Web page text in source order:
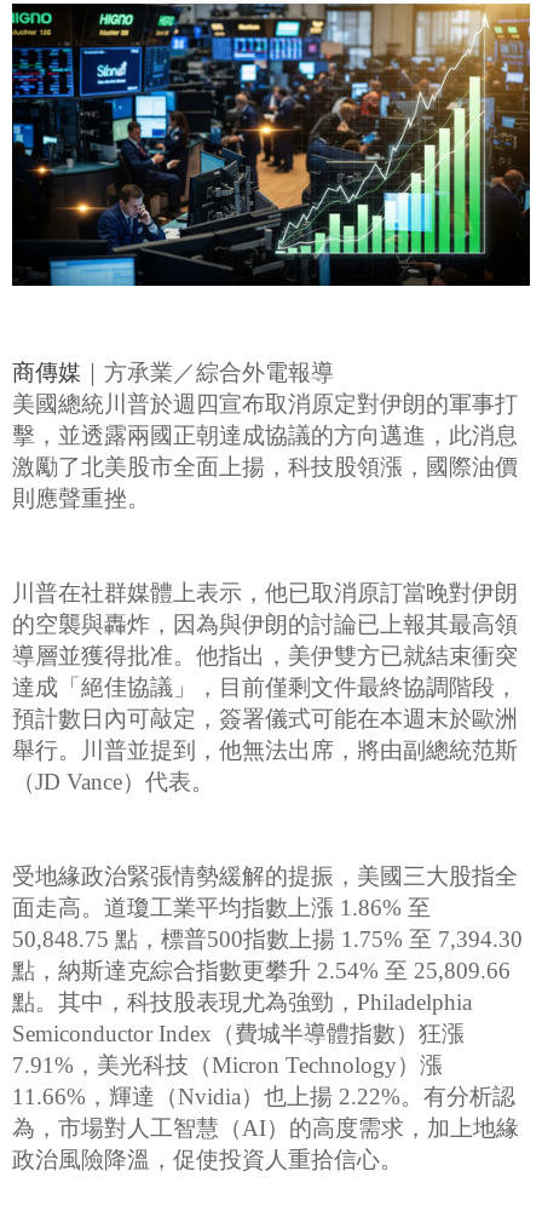
商傳媒 ｜方承業／綜合外電報導
美國總統川普於週四宣布取消原定對伊朗的軍事打
擊，並透露兩國正朝達成協議的方向邁進，此消息
激勵了北美股市全面上揚，科技股領漲，國際油價
則應聲重挫。
川普在社群媒體上表示，他已取消原訂當晚對伊朗
的空襲與轟炸，因為與伊朗的討論已上報其最高領
導層並獲得批准。他指出，美伊雙方已就結束衝突
達成「絕佳協議」，目前僅剩文件最終協調階段，
預計數日內可敲定，簽署儀式可能在本週末於歐洲
舉行。川普並提到，他無法出席，將由副總統范斯
（JD Vance）代表。
受地緣政治緊張情勢緩解的提振，美國三大股指全
面走高。道瓊工業平均指數上漲 1.86% 至
50,848.75 點，標普500指數上揚 1.75% 至 7,394.30
點，納斯達克綜合指數更攀升 2.54% 至 25,809.66
點。其中，科技股表現尤為強勁，Philadelphia
Semiconductor Index（費城半導體指數）狂漲
7.91%，美光科技（Micron Technology）漲
11.66%，輝達（Nvidia）也上揚 2.22%。有分析認
為，市場對人工智慧（AI）的高度需求，加上地緣
政治風險降溫，促使投資人重拾信心。